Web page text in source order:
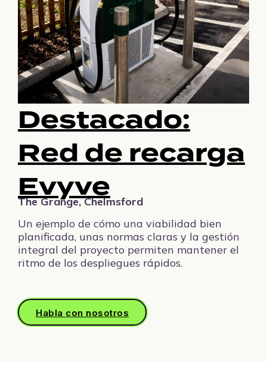
Destacado:
Red de recarga
Evyve
The Grange, Chelmsford
Un ejemplo de cómo una viabilidad bien
planificada, unas normas claras y la gestión
integral del proyecto permiten mantener el
ritmo de los despliegues rápidos.
Habla con nosotros